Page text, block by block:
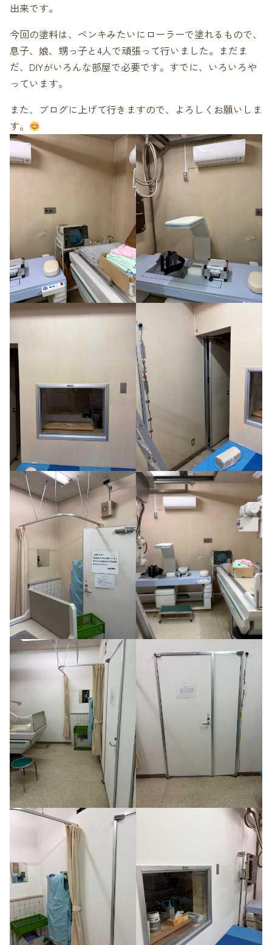
出来です。
今回の塗料は、ペンキみたいにローラーで塗れるもので、
息子、娘、甥っ子と4人で頑張って行いました。まだま
だ、DIYがいろんな部屋で必要です。すでに、いろいろや
っています。
また、ブログに上げて行きますので、よろしくお願いしま
す。